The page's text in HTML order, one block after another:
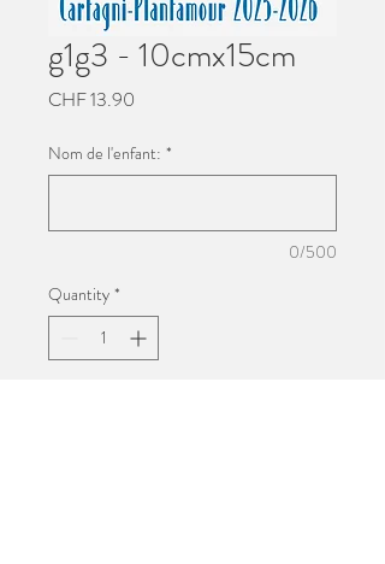
g1g3 - 10cmx15cm
CHF 13.90
Nom de l'enfant: *
0/500
Quantity *